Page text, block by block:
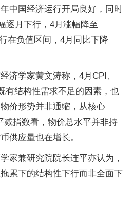
中国经济运行开局良好，同时
逐月下行，4月涨幅降至
在负值区间，4月同比下降
济学家黄文涛称，4月CPI、
有结构性需求不足的因素，也
价形势并非通缩，从核心
减指数看，物价总水平并非持
供应量也在增长。
家兼研究院院长连平亦认为，
累下的结构性下行而非全面下